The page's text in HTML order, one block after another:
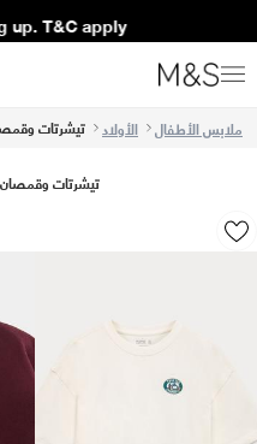
ملابس الأطفال الأولاد
تيشرتات
تيشرتات وقمصان